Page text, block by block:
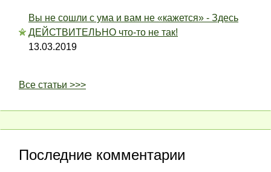
Вы не сошли с ума и вам не «кажется» - Здесь
ДЕЙСТВИТЕЛЬНО что-то не так!
13.03.2019
Все статьи >>>
Последние комментарии